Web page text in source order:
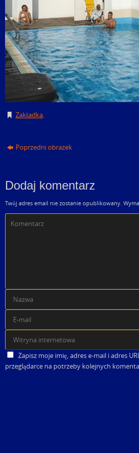
Zakładka.
Poprzedni obrazek
Dodaj komentarz
Twój adres email nie zostanie opublikowany.
Zapisz moje imię, adres e-mail i adres
przeglądarce na potrzeby kolejnych